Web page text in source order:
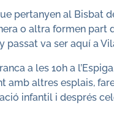
pertanyen al Bisbat
o altra formen part
passat va ser aquí a
a les 10h a
amb altres esplais,
infantil i després